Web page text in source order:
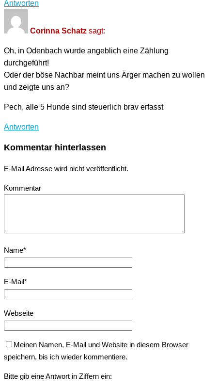
Antworten
Corinna Schatz sagt:
Oh, in Odenbach wurde angeblich eine Zählung
durchgeführt!
Oder der böse Nachbar meint uns Ärger machen zu wollen
und zeigte uns an?
Pech, alle 5 Hunde sind steuerlich brav erfasst
Antworten
Kommentar hinterlassen
E-Mail Adresse wird nicht veröffentlicht.
Kommentar
Name*
E-Mail*
Webseite
Meinen Namen, E-Mail und Website in diesem Browser
speichern, bis ich wieder kommentiere.
Bitte gib eine Antwort in Ziffern ein: